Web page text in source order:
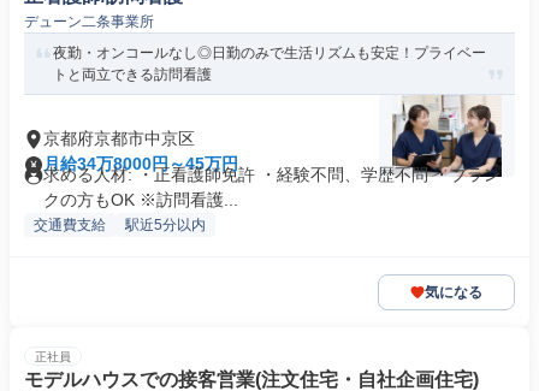
デューン二条事業所
夜勤・オンコールなし◎日勤のみで生活リズムも安定！プライベー
トと両立できる訪問看護
京都府京都市中京区
月給34万8000円～45万円
求める人材: ・正看護師免許 ・経験不問、学歴不問 ・ブラン
クの方もOK ※訪問看護...
交通費支給 駅近5分以内
気になる
正社員
モデルハウスでの接客営業(注文住宅・自社企画住宅)